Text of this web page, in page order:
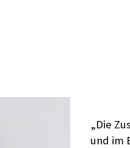
„Die
und im